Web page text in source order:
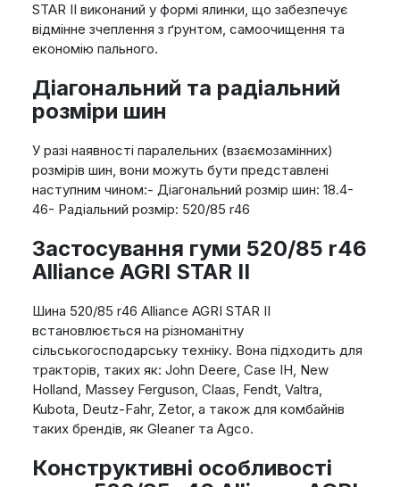
STAR II виконаний у формі ялинки, що забезпечує
відмінне зчеплення з ґрунтом, самоочищення та
економію пального.
Діагональний та радіальний
розміри шин
У разі наявності паралельних (взаємозамінних)
розмірів шин, вони можуть бути представлені
наступним чином:- Діагональний розмір шин: 18.4-
46- Радіальний розмір: 520/85 r46
Застосування гуми 520/85 r46
Alliance AGRI STAR II
Шина 520/85 r46 Alliance AGRI STAR II
встановлюється на різноманітну
сільськогосподарську техніку. Вона підходить для
тракторів, таких як: John Deere, Case IH, New
Holland, Massey Ferguson, Claas, Fendt, Valtra,
Kubota, Deutz-Fahr, Zetor, а також для комбайнів
таких брендів, як Gleaner та Agco.
Конструктивні особливості